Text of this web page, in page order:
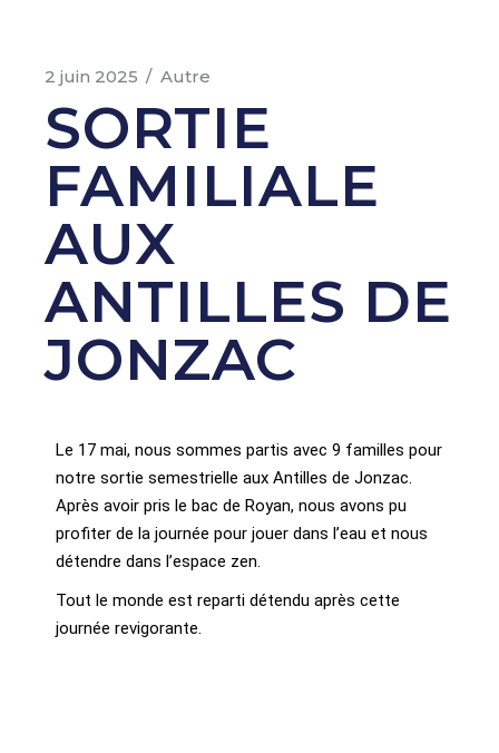
2 juin 2025 Autre
SORTIE
FAMILIALE
AUX
ANTILLES DE
JONZAC
Le 17 mai, nous sommes partis avec 9 familles pour
notre sortie semestrielle aux Antilles de Jonzac.
Après avoir pris le bac de Royan, nous avons pu
profiter de la journée pour jouer dans l’eau et nous
détendre dans l’espace zen.
Tout le monde est reparti détendu après cette
journée revigorante.